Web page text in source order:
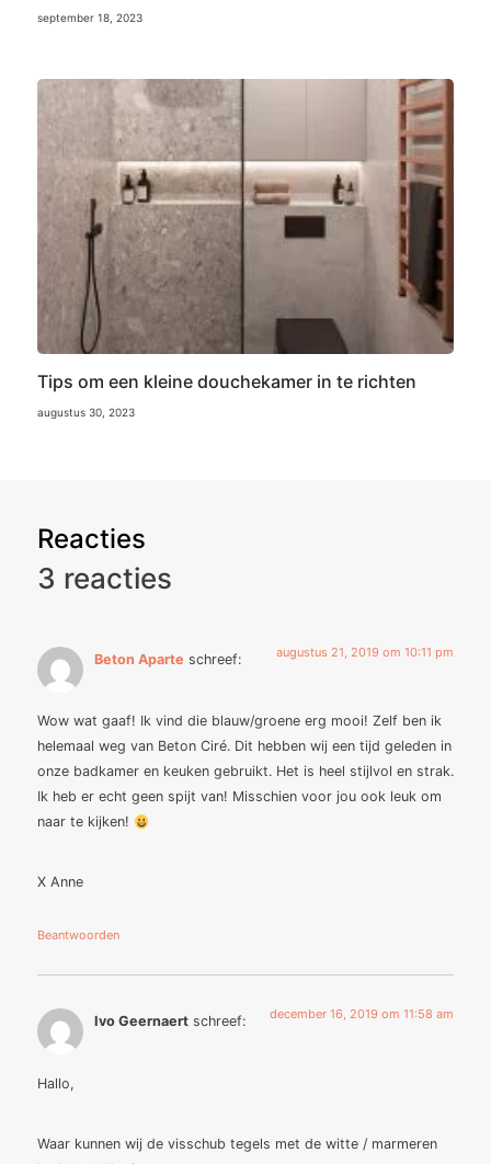
september 18, 2023
Tips om een kleine douchekamer in te richten
augustus 30, 2023
Reacties
3 reacties
Beton Aparte schreef: augustus 21, 2019 om 10:11 pm
Wow wat gaaf! Ik vind die blauw/groene erg mooi! Zelf ben ik
helemaal weg van Beton Ciré. Dit hebben wij een tijd geleden in
onze badkamer en keuken gebruikt. Het is heel stijlvol en strak.
Ik heb er echt geen spijt van! Misschien voor jou ook leuk om
naar te kijken!
X Anne
Beantwoorden
Ivo Geernaert schreef: december 16, 2019 om 11:58 am
Hallo,
Waar kunnen wij de visschub tegels met de witte / marmeren